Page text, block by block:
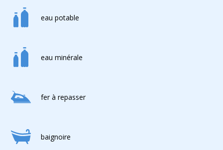
eau potable
eau minérale
fer à repasser
baignoire